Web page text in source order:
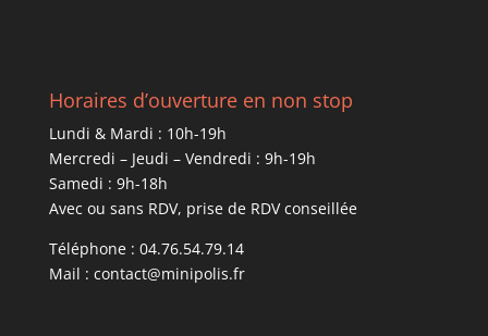
Horaires d’ouverture en non stop
Lundi & Mardi : 10h-19h
Mercredi – Jeudi – Vendredi : 9h-19h
Samedi : 9h-18h
Avec ou sans RDV, prise de RDV conseillée
Téléphone : 04.76.54.79.14
Mail : contact@minipolis.fr